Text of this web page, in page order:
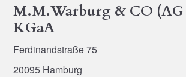
M.M.Warburg & CO (AG
KGaA
Ferdinandstraße 75
20095 Hamburg